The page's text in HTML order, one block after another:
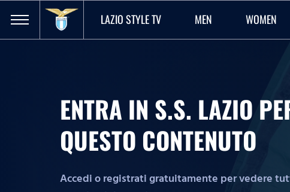
LAZIO STYLE TV MEN WOMEN
ENTRA IN S.S. LAZIO
QUESTO CONTENUTO
Accedi o registrati gratuitamente per vedere